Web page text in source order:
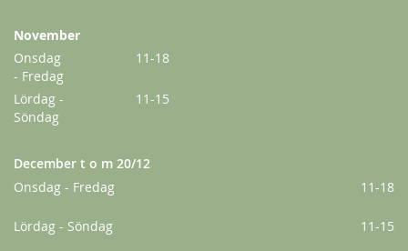
November
Onsdag
- Fredag
11-18
Lördag -
Söndag
11-15
December t o m 20/12
Onsdag - Fredag
11-18
Lördag - Söndag 11-15